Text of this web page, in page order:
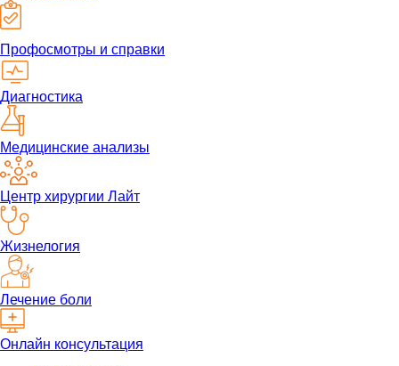
Профосмотры и справки
Диагностика
Медицинские анализы
Центр хирургии Лайт
Жизнелогия
Лечение боли
Онлайн консультация